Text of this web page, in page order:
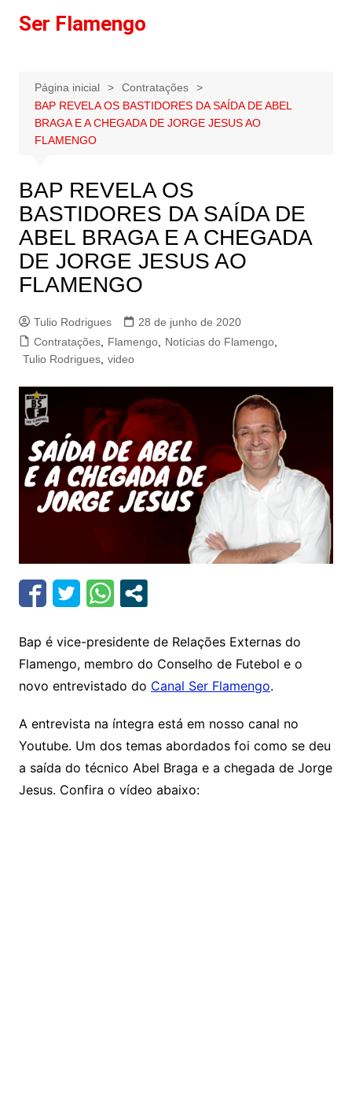
paraSer Flamengo
Página inicial
Contratações
BAP REVELA OS BASTIDORES DA SAÍDA DE ABEL
BRAGA E A CHEGADA DE JORGE JESUS AO
FLAMENGO
BAP REVELA OS
BASTIDORES DA SAÍDA DE
ABEL BRAGA E A CHEGADA
DE JORGE JESUS AO
FLAMENGO
Tulio Rodrigues
28 de junho de 2020
Contratações, Flamengo, Notícias do Flamengo,
Tulio Rodrigues, video
Bap é vice-presidente de Relações Externas do
Flamengo, membro do Conselho de Futebol e o
novo entrevistado do Canal Ser Flamengo.
A entrevista na íntegra está em nosso canal no
Youtube. Um dos temas abordados foi como se deu
a saída do técnico Abel Braga e a chegada de Jorge
Jesus. Confira o vídeo abaixo: